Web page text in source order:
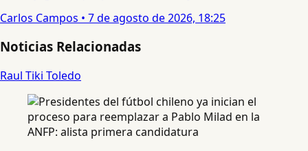
Carlos Campos • 7 de agosto de 2026, 18:25
Noticias Relacionadas
Raul Tiki Toledo